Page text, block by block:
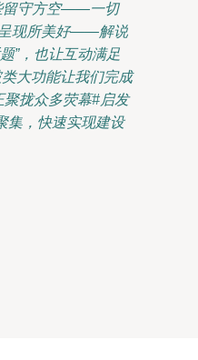
留守方空——一切
呈现所美好——解说
”，也让互动满足
大功能让我们完成
聚拢众多荧幕#启发
集，快速实现建设